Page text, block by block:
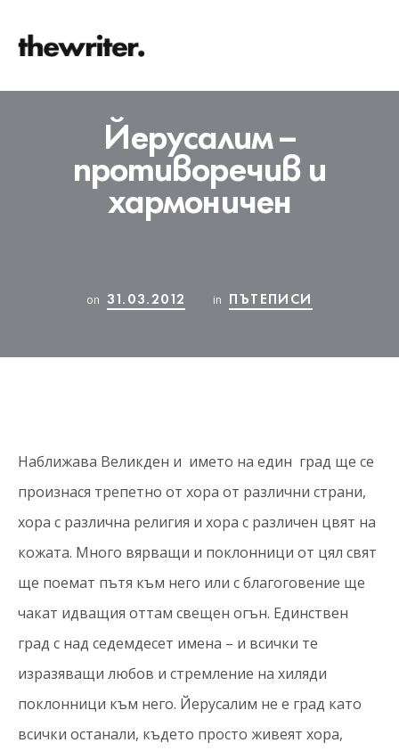
Йерусалим –
противоречив и
хармоничен
on 31.03.2012 in ПЪТЕПИСИ
Наближава Великден и името на един град ще се
произнася трепетно от хора от различни страни,
хора с различна религия и хора с различен цвят на
кожата. Много вярващи и поклонници от цял свят
ще поемат пътя към него или с благоговение ще
чакат идващия оттам свещен огън. Единствен
град с над седемдесет имена – и всички те
изразяващи любов и стремление на хиляди
поклонници към него. Йерусалим не е град като
всички останали, където просто живеят хора,